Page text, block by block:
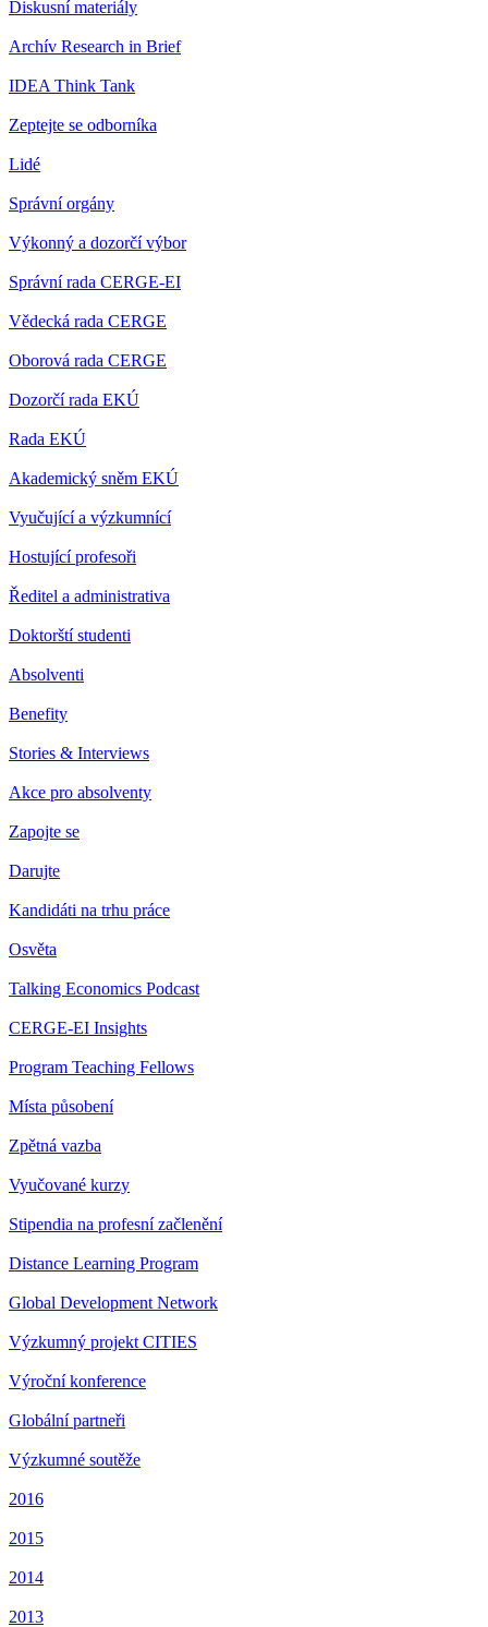
Diskusní materiály
Archív Research in Brief
IDEA Think Tank
Zeptejte se odborníka
Lidé
Správní orgány
Výkonný a dozorčí výbor
Správní rada CERGE-EI
Vědecká rada CERGE
Oborová rada CERGE
Dozorčí rada EKÚ
Rada EKÚ
Akademický sněm EKÚ
Vyučující a výzkumnící
Hostující profesoři
Ředitel a administrativa
Doktorští studenti
Absolventi
Benefity
Stories & Interviews
Akce pro absolventy
Zapojte se
Darujte
Kandidáti na trhu práce
Osvěta
Talking Economics Podcast
CERGE-EI Insights
Program Teaching Fellows
Místa působení
Zpětná vazba
Vyučované kurzy
Stipendia na profesní začlenění
Distance Learning Program
Global Development Network
Výzkumný projekt CITIES
Výroční konference
Globální partneři
Výzkumné soutěže
2016
2015
2014
2013